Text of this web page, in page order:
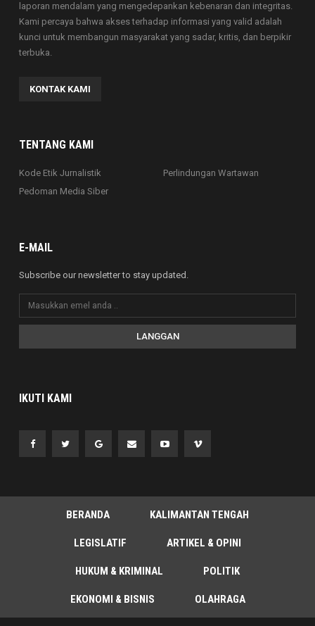
laporan mendalam yang mengedepankan kebenaran dan integritas.
Kami percaya bahwa akses terhadap informasi yang valid adalah
kunci untuk membangun masyarakat yang sadar, kritis, dan berpikir
terbuka.
KONTAK KAMI
TENTANG KAMI
Kode Etik Jurnalistik
Pedoman Media Siber
Perlindungan Wartawan
E-MAIL
Subscribe our newsletter to stay updated.
LANGGAN
IKUTI KAMI
BERANDA KALIMANTAN TENGAH
LEGISLATIF ARTIKEL & OPINI
HUKUM & KRIMINAL POLITIK
EKONOMI & BISNIS OLAHRAGA